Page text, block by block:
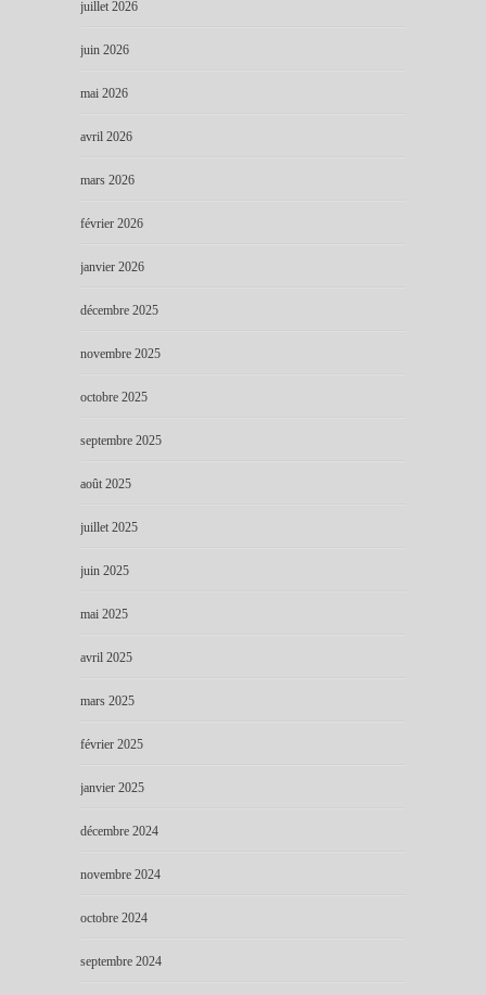
juillet 2026
juin 2026
mai 2026
avril 2026
mars 2026
février 2026
janvier 2026
décembre 2025
novembre 2025
octobre 2025
septembre 2025
août 2025
juillet 2025
juin 2025
mai 2025
avril 2025
mars 2025
février 2025
janvier 2025
décembre 2024
novembre 2024
octobre 2024
septembre 2024